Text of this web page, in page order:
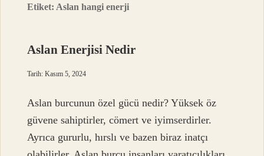
Etiket: Aslan hangi enerji
Aslan Enerjisi Nedir
Tarih: Kasım 5, 2024
Aslan burcunun özel gücü nedir? Yüksek öz
güvene sahiptirler, cömert ve iyimserdirler.
Ayrıca gururlu, hırslı ve bazen biraz inatçı